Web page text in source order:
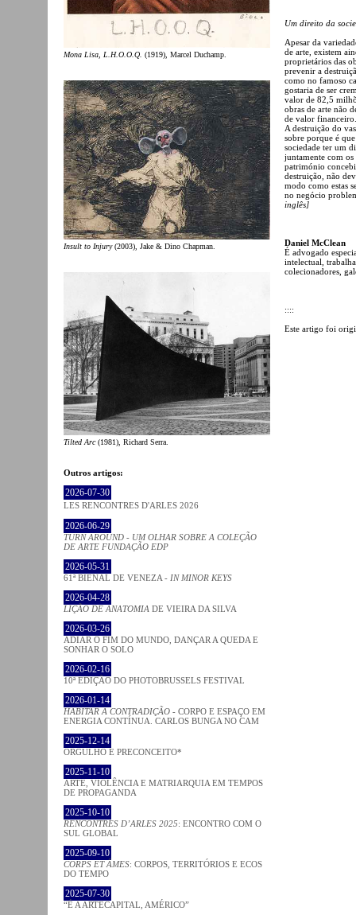
Mona Lisa, L.H.O.O.Q. (1919), Marcel Duchamp.
Insult to Injury(2003), Jake & Dino Chapman.
Tilted Arc(1981), Richard Serra.
Outros artigos:
2026-07-30
LES RENCONTRES D'ARLES 2026
2026-06-29
TURN AROUND - UM OLHAR SOBRE A COLEÇÃO
DE ARTE FUNDAÇÃO EDP
2026-05-31
61ª BIENAL DE VENEZA - IN MINOR KEYS
2026-04-28
LIÇÃO DE ANATOMIA DE VIEIRA DA SILVA
2026-03-26
ADIAR O FIM DO MUNDO, DANÇAR A QUEDA E
SONHAR O SOLO
2026-02-16
10ª EDIÇÃO DO PHOTOBRUSSELS FESTIVAL
2026-01-14
HABITAR A CONTRADIÇÃO - CORPO E ESPAÇO EM
ENERGIA CONTÍNUA. CARLOS BUNGA NO CAM
2025-12-14
ORGULHO E PRECONCEITO*
2025-11-10
ARTE, VIOLÊNCIA E MATRIARQUIA EM TEMPOS
DE PROPAGANDA
2025-10-10
RENCONTRES D’ARLES 2025: ENCONTRO COM O
SUL GLOBAL
2025-09-10
CORPS ET ÂMES: CORPOS, TERRITÓRIOS E ECOS
DO TEMPO
2025-07-30
“É A ARTECAPITAL, AMÉRICO”
Um direito da
Apesar da
de arte, existem
proprietários das
prevenir a
como no famoso
gostaria de ser
valor de 82,5
obras de arte não
de valor financeiro.
A destruição do
sobre porque é
sociedade ter um
juntamente com
património
destruição, não
modo como estas
no negócio
inglês]
Daniel McClean
É advogado
intelectual,
colecionadores,
::::
Este artigo foi